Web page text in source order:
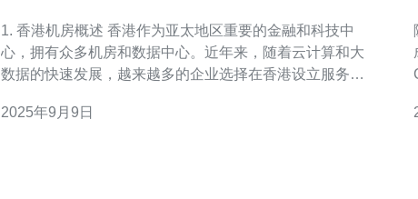
1. 香港机房概述 香港作为亚太地区重要的金融和科技中
心，拥有众多机房和数据中心。近年来，随着云计算和大
数据的快速发展，越来越多的企业选择在香港设立服务
势包括：低延迟、高带宽、可靠的电力供应和网络连接。
2025年9月9日